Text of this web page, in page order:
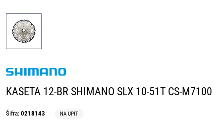
KASETA 12-BR SHIMANO SLX 10-51T CS-M7100
Šifra: 0218143 NA UPIT